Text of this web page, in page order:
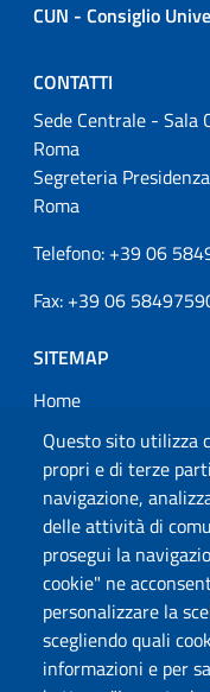
Questo sito utilizza
propri e di terze
navigazione,
delle attività di
prosegui la
cookie" ne
personalizzare la
scegliendo quali
informazioni e per
CUN - Consiglio
CONTATTI
Sede Centrale -
Roma
Segreteria
Roma
Telefono: +39 06
Fax: +39 06
SITEMAP
Home
CUN
Provvedimenti
Documentazione
Comunicazione
Contatti
Alta Formazione